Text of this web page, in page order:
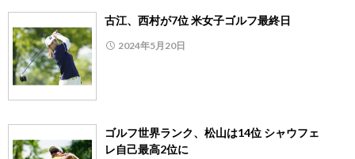
古江、西村が7位 米女子ゴルフ最終日
2024年5月20日
ゴルフ世界ランク、松山は14位 シャウフェ
レ自己最高2位に